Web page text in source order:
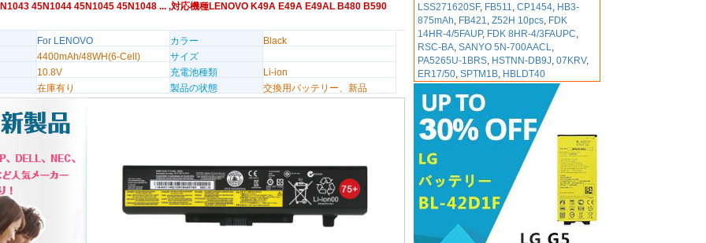
45N1044 45N1045 45N1048 ... ,対応機種LENOVO K49A E49A E49AL B480 B590
For LENOVO カラー
Black
4400mAh/48WH(6-Cell)
サイズ
10.8V
充電池種類
Li-ion
在庫有り
製品の状態 交換用バッテリー、新品
LSS271620SF, FB511,CP1454, HB3-
875mAh, FB421,Z52H 10pcs, FDK
14HR-4/5FAUP, FDK 8HR-4/3FAUPC,
RSC-BA,SANYO 5N-700AACL,
PA5265U-1BRS, HSTNN-DB9J,07KRV,
ER17/50,SPTM1B, HBLDT40